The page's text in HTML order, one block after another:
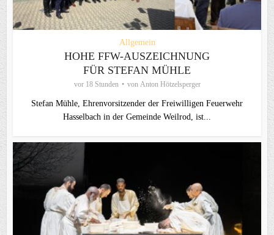
Allgemein
HOHE FFW-AUSZEICHNUNG
FÜR STEFAN MÜHLE
vor 18 Stunden von Anton Hötzelsperger
Stefan Mühle, Ehrenvorsitzender der Freiwilligen Feuerwehr
Hasselbach in der Gemeinde Weilrod, ist...